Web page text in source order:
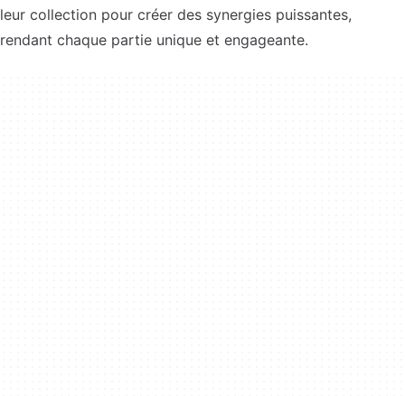
leur collection pour créer des synergies puissantes,
rendant chaque partie unique et engageante.